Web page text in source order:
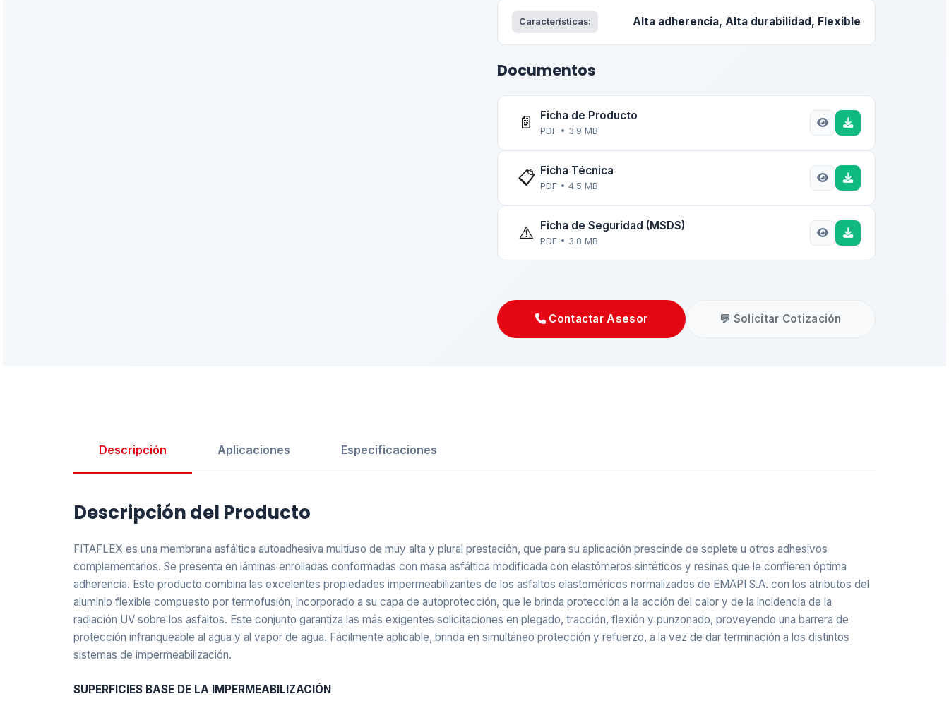
Características: Alta adherencia, Alta durabilidad, Flexible
Documentos
📄 Ficha de Producto
PDF • 3.9 MB
📋 Ficha Técnica
PDF • 4.5 MB
⚠️ Ficha de Seguridad (MSDS)
PDF • 3.8 MB
Contactar Asesor 💬 Solicitar Cotización
Descripción Aplicaciones Especificaciones
Descripción del Producto
FITAFLEX es una membrana asfáltica autoadhesiva multiuso de muy alta y plural prestación, que para su aplicación prescinde de soplete u otros adhesivos
complementarios. Se presenta en láminas enrolladas conformadas con masa asfáltica modificada con elastómeros sintéticos y resinas que le confieren óptima
adherencia. Este producto combina las excelentes propiedades impermeabilizantes de los asfaltos elastoméricos normalizados de EMAPI S.A. con los atributos del
aluminio flexible compuesto por termofusión, incorporado a su capa de autoprotección, que le brinda protección a la acción del calor y de la incidencia de la
radiación UV sobre los asfaltos. Este conjunto garantiza las más exigentes solicitaciones en plegado, tracción, flexión y punzonado, proveyendo una barrera de
protección infranqueable al agua y al vapor de agua. Fácilmente aplicable, brinda en simultáneo protección y refuerzo, a la vez de dar terminación a los distintos
sistemas de impermeabilización.
SUPERFICIES BASE DE LA IMPERMEABILIZACIÓN